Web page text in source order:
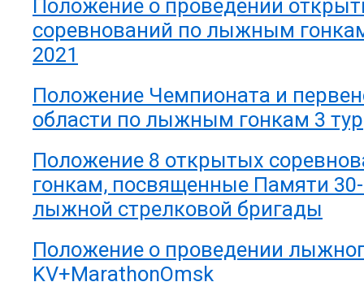
Положение о проведении
соревнований по лыжным
2021
Положение Чемпионата и
области по лыжным гонкам 3 тур
Положение 8 открытых
гонкам, посвященные Памяти
лыжной стрелковой бригады
Положение о проведении
KV+MarathonOmsk